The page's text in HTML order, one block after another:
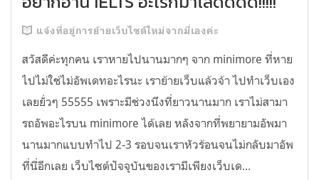
แจ้งที่อยู่การย้ายเว็บไซต์ใหม่จากมี่เองค่ะ
สวัสดีค่ะทุกคน เราหายไปนานมากๆ จาก minimore ที่หาย
ไปไม่ใช่ไม่อัพเดทอะไรนะ เราย้ายเว็บแล้วจ้า ไปทำเว็บเอง
เลยยั่วๆ 55555 เพราะมีช่วงนึงที่ยาวนานมาก เราไม่สามา
รถอัพอะไรบน minimore ได้เลย หลังจากที่พยายามอัพมา
นานมากแบบทำไป 2-3 รอบจนเราหัวร้อนจนไม่กลับมาอัพ
ที่นี่อีกเลย เว็บไซต์ปัจจุบันของเรามีเพียงเว็บเด...